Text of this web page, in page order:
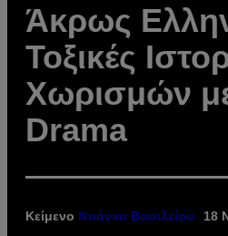
Άκρως
Τοξικές
Χωρισμών
Drama
Κείμενο Ντιάννα Βασιλείου 18